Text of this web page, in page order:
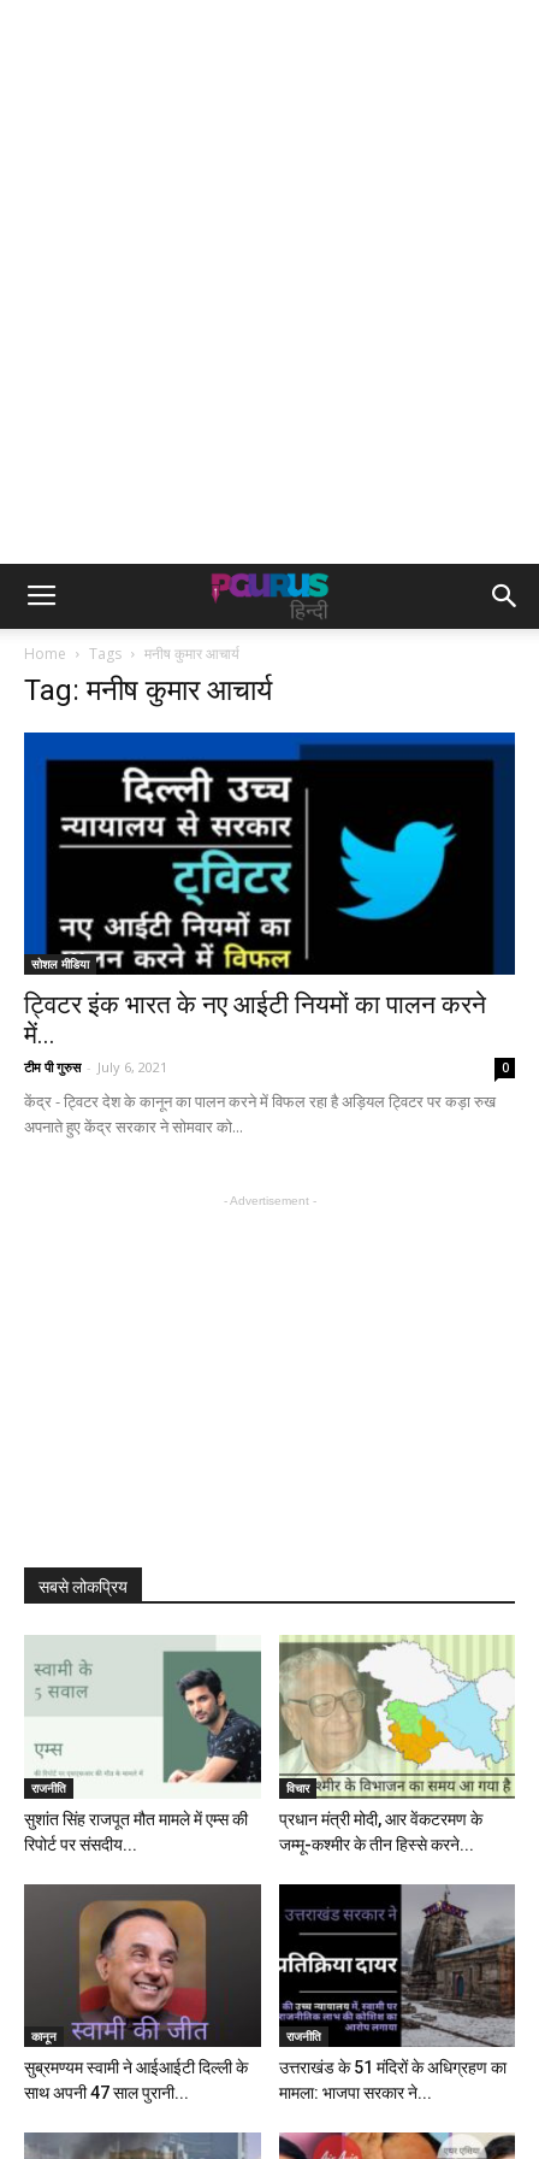
Home Tags मनीष कुमार आचार्य
Tag: मनीष कुमार आचार्य
सोशल मीडिया
ट्विटर इंक भारत के नए आईटी नियमों का पालन करने
में...
टीम पी गुरुस - July 6, 2021 0
केंद्र - ट्विटर देश के कानून का पालन करने में विफल रहा है अड़ियल ट्विटर पर कड़ा रुख
अपनाते हुए केंद्र सरकार ने सोमवार को...
- Advertisement -
सबसे लोकप्रिय
राजनीति
सुशांत सिंह राजपूत मौत मामले में एम्स की
रिपोर्ट पर संसदीय...
विचार
प्रधान मंत्री मोदी, आर वेंकटरमण के
जम्मू-कश्मीर के तीन हिस्से करने...
कानून
सुब्रमण्यम स्वामी ने आईआईटी दिल्ली के
साथ अपनी 47 साल पुरानी...
राजनीति
उत्तराखंड के 51 मंदिरों के अधिग्रहण का
मामला: भाजपा सरकार ने...